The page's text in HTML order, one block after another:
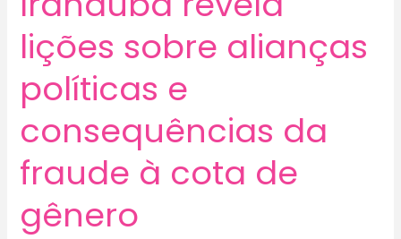
manda
cassar
chapa
pode
mudança
na
Câmara
Municipal
lições sobre alianças
políticas e
consequências da
fraude à cota de
gênero